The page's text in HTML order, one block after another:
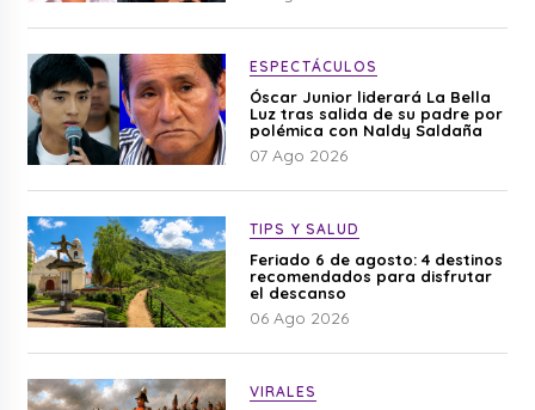
ESPECTÁCULOS
Óscar Junior liderará La Bella
Luz tras salida de su padre por
polémica con Naldy Saldaña
07 Ago 2026
TIPS Y SALUD
Feriado 6 de agosto: 4 destinos
recomendados para disfrutar
el descanso
06 Ago 2026
VIRALES